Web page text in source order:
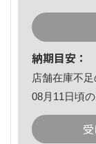
納期目安：
店舗在庫不
08月11日頃